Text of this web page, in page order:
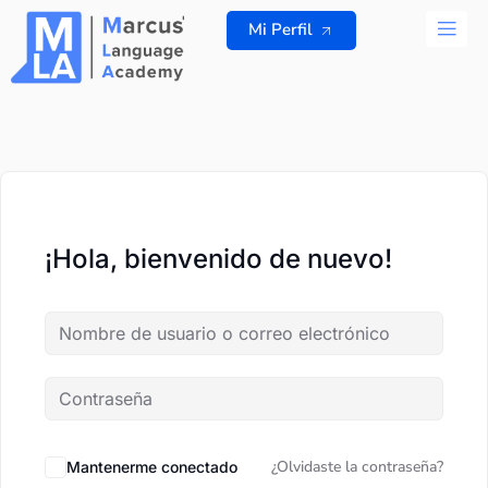
contenido
Mi Perfil
¡Hola, bienvenido de nuevo!
Mantenerme conectado ¿Olvidaste la contraseña?